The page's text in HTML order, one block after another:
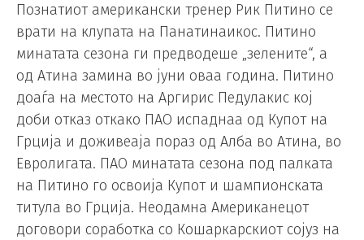
Познатиот американски тренер Рик Питино се
врати на клупата на Панатинаикос. Питино
минатата сезона ги предводеше „зелените“, а
од Атина замина во јуни оваа година. Питино
доаѓа на местото на Аргирис Педулакис кој
доби отказ откако ПАО испаднаа од Купот на
Грција и доживеаја пораз од Алба во Атина, во
Евролигата. ПАО минатата сезона под палката
на Питино го освоија Купот и шампионската
титула во Грција. Неодамна Американецот
договори соработка со Кошаркарскиот сојуз на